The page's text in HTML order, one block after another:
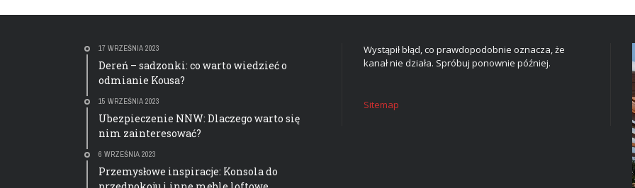
17 WRZEŚNIA 2023
Dereń – sadzonki: co warto wiedzieć o
odmianie Kousa?
15 WRZEŚNIA 2023
Ubezpieczenie NNW: Dlaczego warto się
nim zainteresować?
6 WRZEŚNIA 2023
Przemysłowe inspiracje: Konsola do
Wystąpił błąd, co prawdopodobnie oznacza, że
kanał nie działa. Spróbuj ponownie później.
Sitemap